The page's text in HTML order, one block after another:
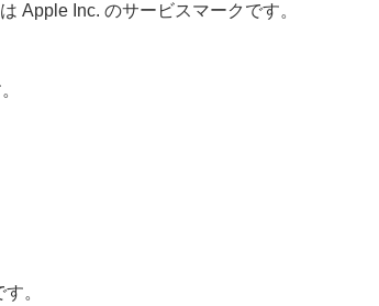
Apple Inc. のサービスマークです。
。